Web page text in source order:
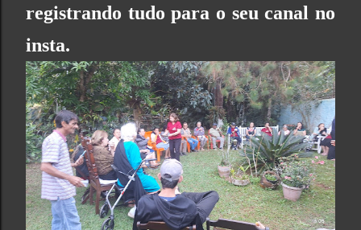
registrando tudo para o seu canal no
insta.